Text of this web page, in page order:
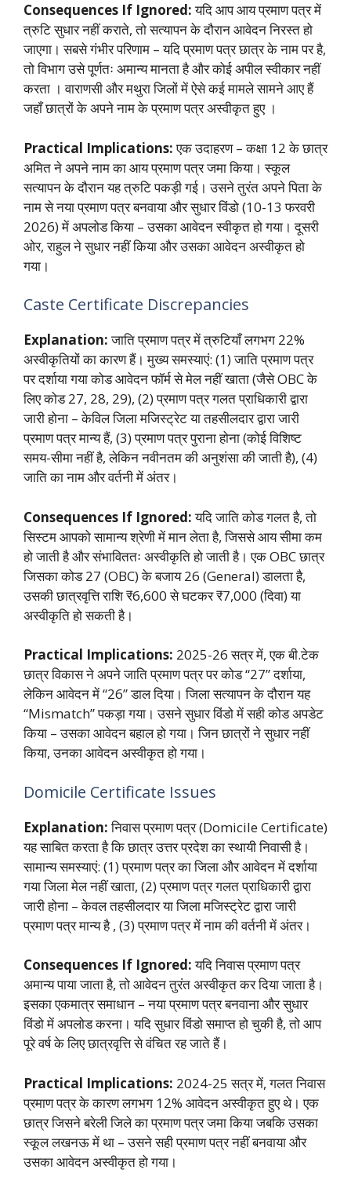
Consequences If Ignored:यदि आप आय प्रमाण पत्र में
त्रुटि सुधार नहीं कराते, तो सत्यापन के दौरान आवेदन निरस्त हो
जाएगा। सबसे गंभीर परिणाम – यदि प्रमाण पत्र छात्र के नाम पर है,
तो विभाग उसे पूर्णतः अमान्य मानता है और कोई अपील स्वीकार नहीं
करता । वाराणसी और मथुरा जिलों में ऐसे कई मामले सामने आए हैं
जहाँ छात्रों के अपने नाम के प्रमाण पत्र अस्वीकृत हुए ।
Practical Implications:एक उदाहरण – कक्षा 12 के छात्र
अमित ने अपने नाम का आय प्रमाण पत्र जमा किया। स्कूल
सत्यापन के दौरान यह त्रुटि पकड़ी गई। उसने तुरंत अपने पिता के
नाम से नया प्रमाण पत्र बनवाया और सुधार विंडो (10-13 फरवरी
2026) में अपलोड किया – उसका आवेदन स्वीकृत हो गया। दूसरी
ओर, राहुल ने सुधार नहीं किया और उसका आवेदन अस्वीकृत हो
गया।
Caste Certificate Discrepancies
Explanation:जाति प्रमाण पत्र में त्रुटियाँ लगभग 22%
अस्वीकृतियों का कारण हैं। मुख्य समस्याएं: (1) जाति प्रमाण पत्र
पर दर्शाया गया कोड आवेदन फॉर्म से मेल नहीं खाता (जैसे OBC के
लिए कोड 27, 28, 29), (2) प्रमाण पत्र गलत प्राधिकारी द्वारा
जारी होना – केविल जिला मजिस्ट्रेट या तहसीलदार द्वारा जारी
प्रमाण पत्र मान्य हैं, (3) प्रमाण पत्र पुराना होना (कोई विशिष्ट
समय-सीमा नहीं है, लेकिन नवीनतम की अनुशंसा की जाती है), (4)
जाति का नाम और वर्तनी में अंतर।
Consequences If Ignored:यदि जाति कोड गलत है, तो
सिस्टम आपको सामान्य श्रेणी में मान लेता है, जिससे आय सीमा कम
हो जाती है और संभाविततः अस्वीकृति हो जाती है। एक OBC छात्र
जिसका कोड 27 (OBC) के बजाय 26 (General) डालता है,
उसकी छात्रवृत्ति राशि ₹6,600 से घटकर ₹7,000 (दिवा) या
अस्वीकृति हो सकती है।
Practical Implications: 2025-26 सत्र में, एक बी.टेक
छात्र विकास ने अपने जाति प्रमाण पत्र पर कोड “27” दर्शाया,
लेकिन आवेदन में “26” डाल दिया। जिला सत्यापन के दौरान यह
“Mismatch” पकड़ा गया। उसने सुधार विंडो में सही कोड अपडेट
किया – उसका आवेदन बहाल हो गया। जिन छात्रों ने सुधार नहीं
किया, उनका आवेदन अस्वीकृत हो गया।
Domicile Certificate Issues
Explanation:निवास प्रमाण पत्र (Domicile Certificate)
यह साबित करता है कि छात्र उत्तर प्रदेश का स्थायी निवासी है।
सामान्य समस्याएं: (1) प्रमाण पत्र का जिला और आवेदन में दर्शाया
गया जिला मेल नहीं खाता, (2) प्रमाण पत्र गलत प्राधिकारी द्वारा
जारी होना – केवल तहसीलदार या जिला मजिस्ट्रेट द्वारा जारी
प्रमाण पत्र मान्य है, (3) प्रमाण पत्र में नाम की वर्तनी में अंतर।
Consequences If Ignored:यदि निवास प्रमाण पत्र
अमान्य पाया जाता है, तो आवेदन तुरंत अस्वीकृत कर दिया जाता है।
इसका एकमात्र समाधान – नया प्रमाण पत्र बनवाना और सुधार
विंडो में अपलोड करना। यदि सुधार विंडो समाप्त हो चुकी है, तो आप
पूरे वर्ष के लिए छात्रवृत्ति से वंचित रह जाते हैं।
Practical Implications: 2024-25 सत्र में, गलत निवास
प्रमाण पत्र के कारण लगभग 12% आवेदन अस्वीकृत हुए थे। एक
छात्र जिसने बरेली जिले का प्रमाण पत्र जमा किया जबकि उसका
स्कूल लखनऊ में था – उसने सही प्रमाण पत्र नहीं बनवाया और
उसका आवेदन अस्वीकृत हो गया।